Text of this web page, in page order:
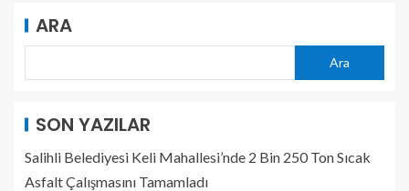
ARA
Ara
SON YAZILAR
Salihli Belediyesi Keli Mahallesi’nde 2 Bin 250 Ton Sıcak
Asfalt Çalışmasını Tamamladı